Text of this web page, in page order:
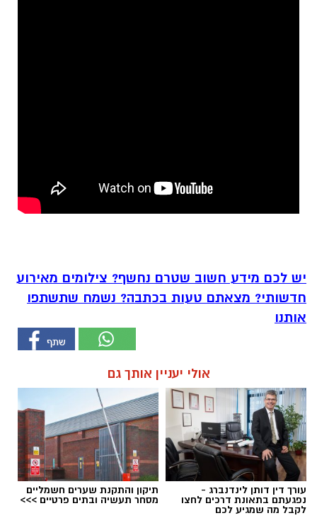
יש לכם מידע חשוב שטרם נחשף? צילומים מאירוע
חדשותי? מצאתם טעות בכתבה? נשמח שתשתפו
אותנו
אולי יעניין אותך גם
עורך דין דותן לינדנברג -
נפגעתם בתאונת דרכים לחצו
לקבל מה שמגיע לכם
תיקון והתקנת שערים חשמליים
מסחר תעשיה ובתים פרטיים >>>